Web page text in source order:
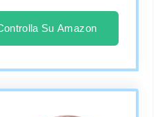
Dongle USB, 2
Su Amazon